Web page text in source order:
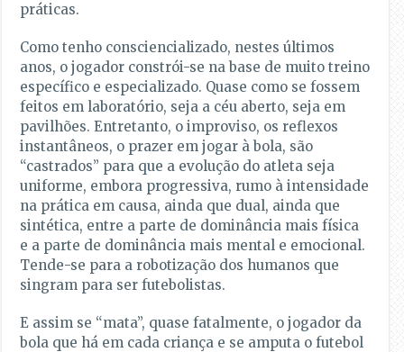
práticas.
Como tenho consciencializado, nestes últimos
anos, o jogador constrói-se na base de muito treino
específico e especializado. Quase como se fossem
feitos em laboratório, seja a céu aberto, seja em
pavilhões. Entretanto, o improviso, os reflexos
instantâneos, o prazer em jogar à bola, são
“castrados” para que a evolução do atleta seja
uniforme, embora progressiva, rumo à intensidade
na prática em causa, ainda que dual, ainda que
sintética, entre a parte de dominância mais física
e a parte de dominância mais mental e emocional.
Tende-se para a robotização dos humanos que
singram para ser futebolistas.
E assim se “mata”, quase fatalmente, o jogador da
bola que há em cada criança e se amputa o futebol